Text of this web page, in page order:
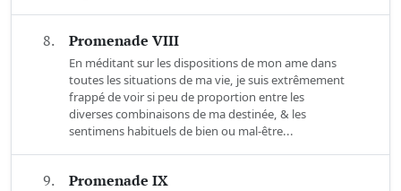
8. Promenade VIII
En méditant sur les dispositions de mon ame dans
toutes les situations de ma vie, je suis extrêmement
frappé de voir si peu de proportion entre les
diverses combinaisons de ma destinée, & les
sentimens habituels de bien ou mal-être...
9. Promenade IX